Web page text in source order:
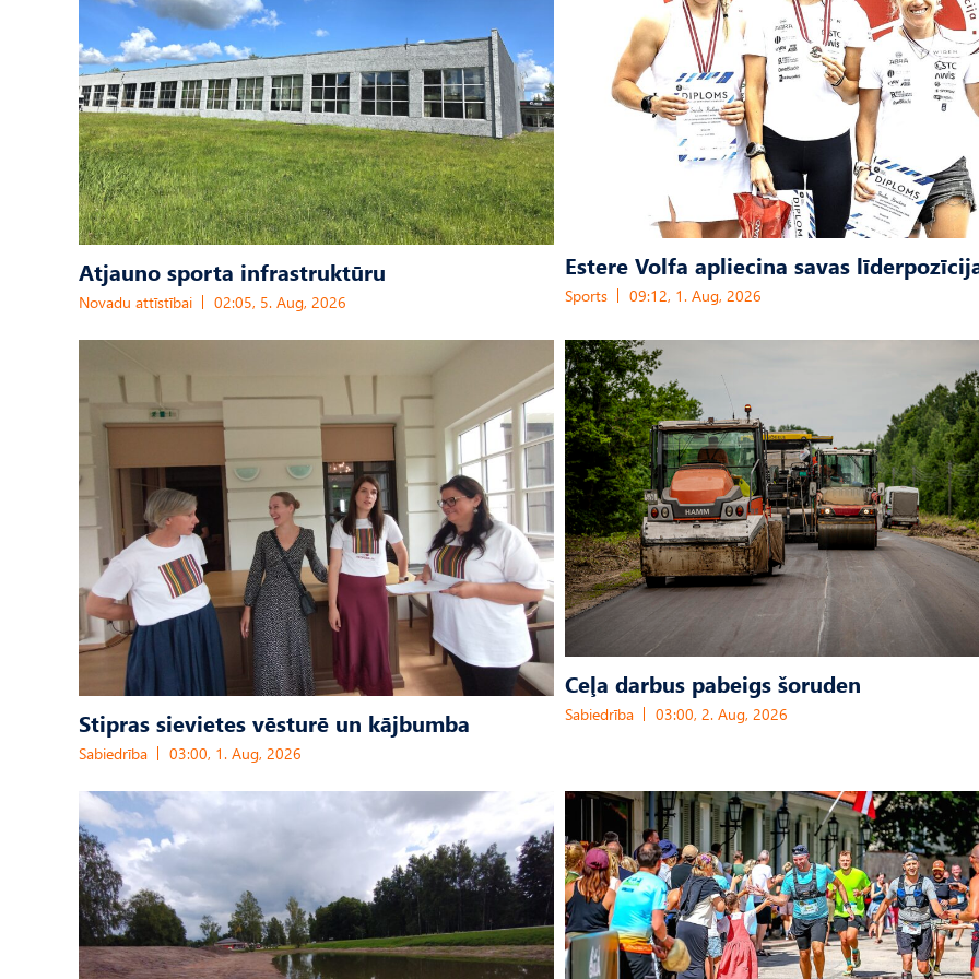
Atjauno sporta infrastruktūru
Novadu attīstībai 02:05, 5. Aug, 2026
Estere Volfa apliecina savas
Sports 09:12, 1. Aug, 2026
Stipras sievietes vēsturē un kājbumba
Sabiedrība 03:00, 1. Aug, 2026
Ceļa darbus pabeigs šoruden
Sabiedrība 03:00, 2. Aug, 2026